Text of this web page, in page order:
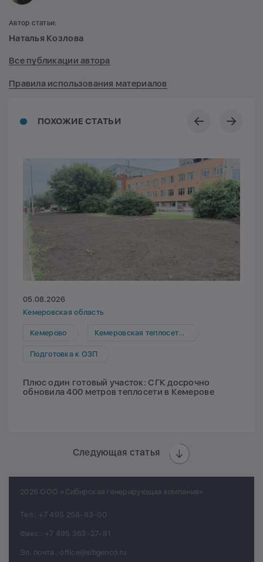
ПОХОЖИЕ СТАТЬИ
05.08.2026
Кемеровская область
Кемерово Кемеровская теплосетевая компания
Подготовка к ОЗП
Плюс один готовый участок: СГК досрочно
обновила 400 метров теплосети в Кемерове
Следующая статья
Автор статьи:
Наталья Козлова
Все публикации автора
Правила использования материалов
2026 ООО «Сибирская генерирующая компания»
Тел.: +7 495 258-83-00
Факс.: +7 495 363-27-81
Эл. почта.: office@sibgenco.ru